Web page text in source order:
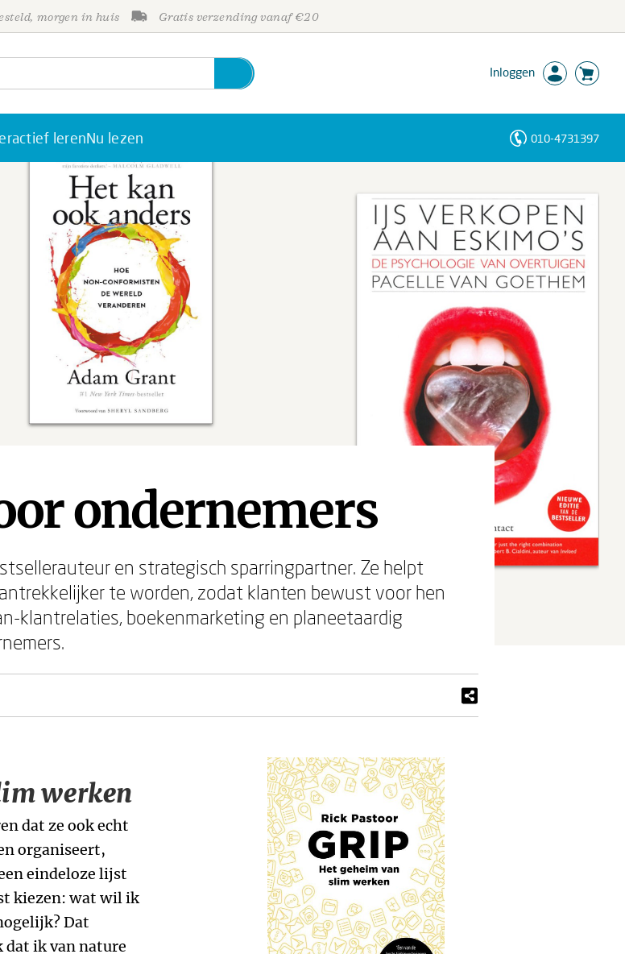
morgen in huis Gratis verzending vanaf €20
Inloggen
lerenNu lezen 010-4731397
ondernemers
en strategisch sparringpartner. Ze helpt
te worden, zodat klanten bewust voor hen
klantrelaties, boekenmarketing en planeetaardig
werken
dat ze ook echt
organiseert,
eindeloze lijst
kiezen: wat wil ik
Dat
ik van nature
Personen